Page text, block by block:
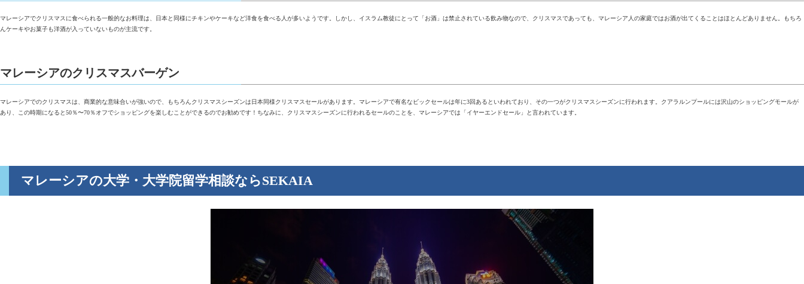
マレーシアでクリスマスに食べられる一般的なお料理は、日本と同様にチキンやケーキなど洋食を食べる人が多いようです。しかし、イスラム教徒にとって「お酒」は禁止されている飲み物なので、クリスマスであっても、マレーシア人の家庭ではお酒が出てくることはほとんどありません。もちろ
んケーキやお菓子も洋酒が入っていないものが主流です。
マレーシアのクリスマスバーゲン
マレーシアでのクリスマスは、商業的な意味合いが強いので、もちろんクリスマスシーズンは日本同様クリスマスセールがあります。マレーシアで有名なビックセールは年に3回あるといわれており、その一つがクリスマスシーズンに行われます。クアラルンプールには沢山のショッピングモールが
あり、この時期になると50％〜70％オフでショッピングを楽しむことができるのでお勧めです！ちなみに、クリスマスシーズンに行われるセールのことを、マレーシアでは「イヤーエンドセール」と言われています。
マレーシアの大学・大学院留学相談ならSEKAIA